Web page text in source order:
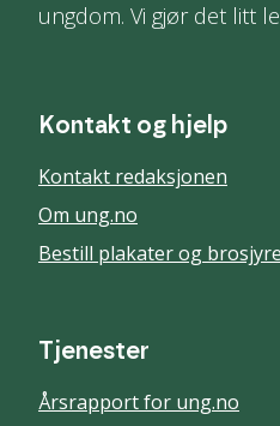
ungdom. Vi gjør det litt
Kontakt og hjelp
Kontakt redaksjonen
Om ung.no
Bestill plakater og
Tjenester
Årsrapport for ung.no